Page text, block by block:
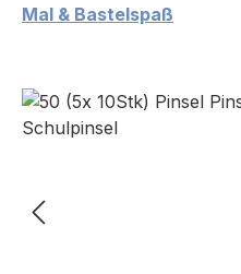
Mal & Bastelspaß
Bildergalerie überspringen